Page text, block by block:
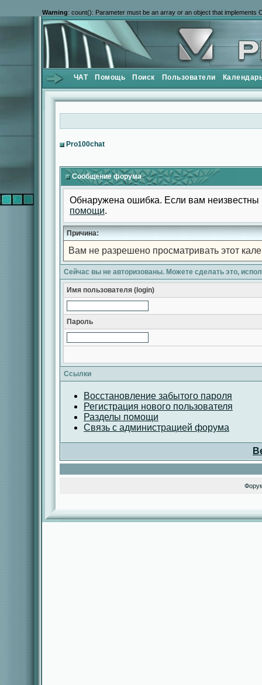
Warning: count(): Parameter must be an array or an object that implements
ЧАТ Помощь Поиск Пользователи
Pro100chat
Сообщение форума
Обнаружена ошибка. Если вам
помощи.
Причина:
Вам не разрешено просматривать этот
Сейчас вы не авторизованы. Можете сделать это,
Имя пользователя (login)
Пароль
Ссылки
Восстановление забытого пароля
Регистрация нового пользователя
Разделы помощи
Связь с администрацией форума